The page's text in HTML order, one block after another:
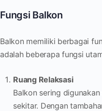
Fungsi Balkon
Balkon memiliki berbagai
adalah beberapa fungsi
Ruang Relaksasi
Balkon sering
sekitar. Dengan